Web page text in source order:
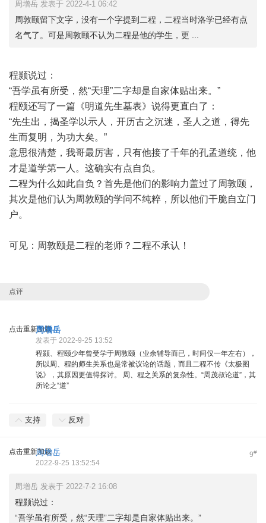
周增岳 发表于 2022-4-1 06:42
周敦颐留下文字，没有一个字提到二程，二程当时洛学已经有点
名气了。可是周敦颐不认为二程是他的学生，更 ...
程颢说过：
“吾学虽有所受，然“天理”二字却是自家体贴出来。”
程颐还写了一篇《明道先生墓表》说得更直白了：
“先生出，揭圣学以示人，开历古之沉迷，圣人之道，得先
生而复明，为功大矣。”
意思很清楚，我哥最厉害，只有他接了千年的孔孟道统，他
才是道学第一人。这确实有点自负。
二程为什么如此自负？首先是他们的影响力盖过了周敦颐，
其次是他们认为周敦颐的学问不纯粹，所以他们干脆自立门
户。
可见：周敦颐是二程的老师？二程不承认！
点评
点击重新加载
周增岳
发表于 2022-9-25 13:52
程颢、程颐少年曾受学于周敦颐（业余辅导而已，时间仅一年左右），
所以周、程的师生关系也是常被议论的话题，而且二程不传《太极图
说》，其原因更值得探讨。 周、程之关系的复杂性。“周茂叔论道”，其
所论之“道”
支持 反对
点击重新加载 9#
周增岳
2022-9-25 13:52:54
周增岳 发表于 2022-7-2 16:08
程颢说过：
“吾学虽有所受，然“天理”二字却是自家体贴出来。”